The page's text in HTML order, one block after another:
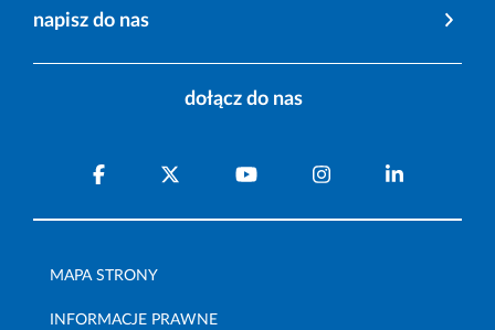
napisz do nas
dołącz do nas
MAPA STRONY
INFORMACJE PRAWNE